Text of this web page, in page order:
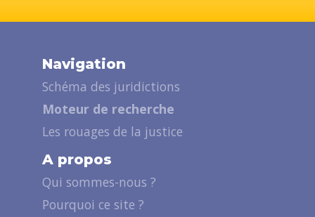
Navigation
Schéma des juridictions
Moteur de recherche
Les rouages de la justice
A propos
Qui sommes-nous ?
Pourquoi ce site ?